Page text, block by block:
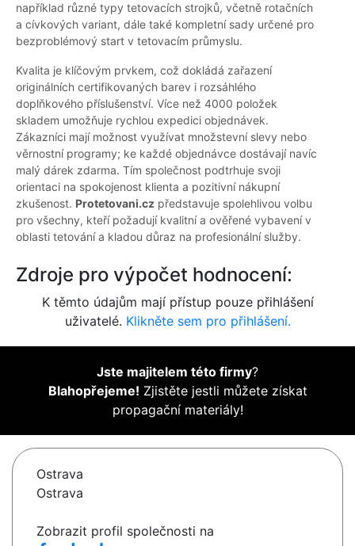
například různé typy tetovacích strojků, včetně rotačních
a cívkových variant, dále také kompletní sady určené pro
bezproblémový start v tetovacím průmyslu.
Kvalita je klíčovým prvkem, což dokládá zařazení
originálních certifikovaných barev i rozsáhlého
doplňkového příslušenství. Více než 4000 položek
skladem umožňuje rychlou expedici objednávek.
Zákazníci mají možnost využívat množstevní slevy nebo
věrnostní programy; ke každé objednávce dostávají navíc
malý dárek zdarma. Tím společnost podtrhuje svoji
orientaci na spokojenost klienta a pozitivní nákupní
zkušenost. Protetovani.cz představuje spolehlivou volbu
pro všechny, kteří požadují kvalitní a ověřené vybavení v
oblasti tetování a kladou důraz na profesionální služby.
Zdroje pro výpočet hodnocení:
K těmto údajům mají přístup pouze přihlášení
uživatelé. Klikněte sem pro přihlášení.
Jste majitelem této firmy?
Blahopřejeme! Zjistěte jestli můžete získat
propagační materiály!
Ostrava
Ostrava
Zobrazit profil společnosti na